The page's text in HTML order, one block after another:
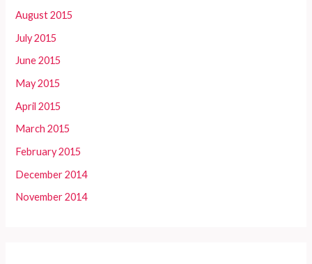
August 2015
July 2015
June 2015
May 2015
April 2015
March 2015
February 2015
December 2014
November 2014